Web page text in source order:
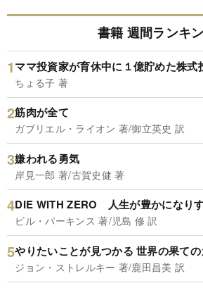
書籍 週間ランキ
ママ投資家が育休中に１億貯めた株式
ちょる子 著
筋肉が全て
ガブリエル・ライオン 著/御立英史 訳
嫌われる勇気
岸見一郎 著/古賀史健 著
DIE WITH ZERO 人生が豊かになり
ビル・パーキンス 著/児島 修 訳
やりたいことが見つかる 世界の果て
ジョン・ストレルキー 著/鹿田昌美 訳